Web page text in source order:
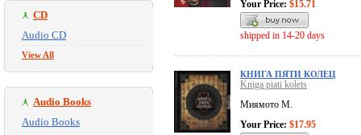
CD
Audio CD
View All
Audio Books
Audio Books
Your Price: $15.71
shipped in 14-20 days
КНИГА ПЯТИ КОЛЕЦ
Kniga piati kolets
Миямото М.
Your Price: $17.95